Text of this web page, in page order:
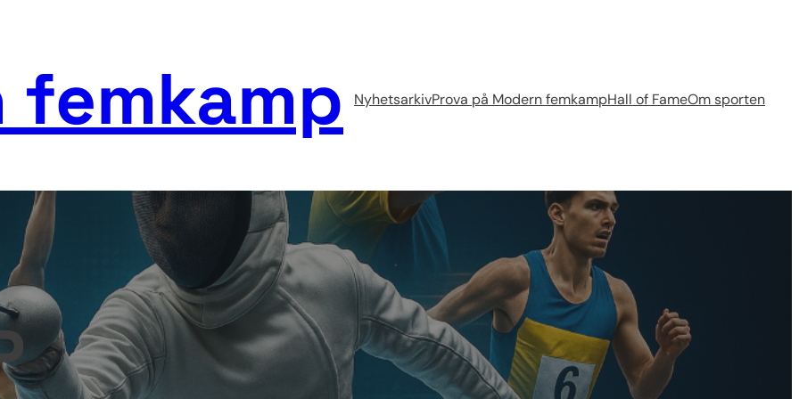
femkamp NyhetsarkivProva på Modern femkampHall of FameOm sporten